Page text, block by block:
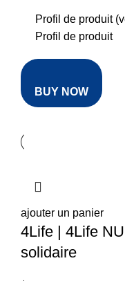
Profil de produit
Profil de produit
BUY NOW
ajouter un panier
4Life | 4Life
solidaire